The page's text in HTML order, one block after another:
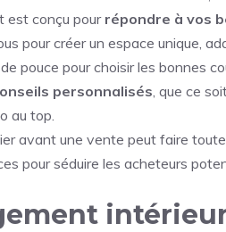
est conçu pour répondre à vos
pour créer un espace unique,
pouce pour choisir les bonnes
personnalisés, que ce
au top.
avant une vente peut faire
pour séduire les acheteurs